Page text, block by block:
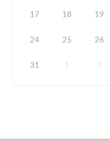
17 18 19
24 25 26
31 1 2